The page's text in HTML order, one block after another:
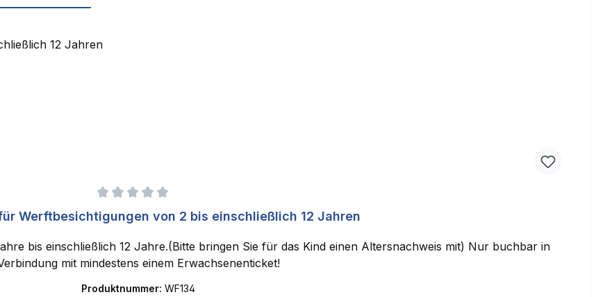
Werftbesichtigungen von 2 bis einschließlich 12 Jahren
bis einschließlich 12 Jahre.(Bitte bringen Sie für das Kind einen Altersnachweis mit) Nur buchbar in
mit mindestens einem Erwachsenenticket!
Produktnummer: WF134